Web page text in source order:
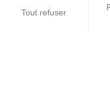
© 2026 BEST